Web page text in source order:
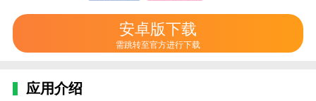
安卓版下载
需跳转至官方进行下载
应用介绍